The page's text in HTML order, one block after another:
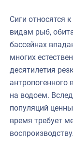
Сиги относятся
видам рыб,
бассейнах
многих
десятилетия
антропогенного
на водоем.
популяций
время требует
воспроизводству.